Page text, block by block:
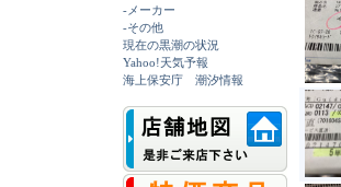
-メーカー
-その他
現在の黒潮の状況
Yahoo!天気予報
海上保安庁 潮汐情報